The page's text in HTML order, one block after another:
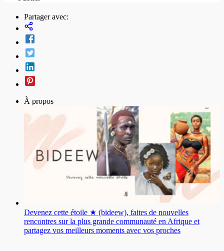
Partager avec:
À propos
Devenez cette étoile ★ (bideew), faites de nouvelles
rencontres sur la plus grande communauté en Afrique et
partagez vos meilleurs moments avec vos proches